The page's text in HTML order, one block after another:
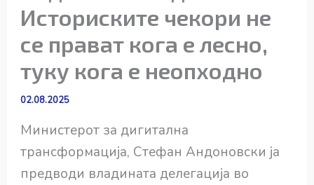
Историските чекори не
се прават кога е лесно,
туку кога е неопходно
02.08.2025
Министерот за дигитална
трансформација, Стефан Андоновски ја
предводи владината делегација во